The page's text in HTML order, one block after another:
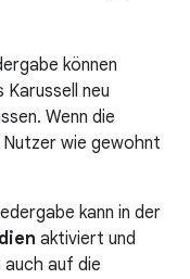
können
neu
Wenn die
wie gewohnt
kann in der
aktiviert und
auf die